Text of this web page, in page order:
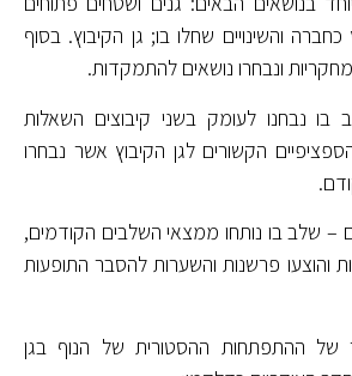
והשינויים שחלו בו; גן הקיבוץ. בסוף
ונבחרו נושאים להתמקדות.
נבחנו לעומק בשני קיבוצים השאלות
הקשורים לגן הקיבוץ אשר נבחרו
– שלב בו נותחו ממצאי השלבים הקודמים,
והוצעו פרשנות והשערות להסבר התופעות
של ההתפתחות ההסטורית של הנוף בגן